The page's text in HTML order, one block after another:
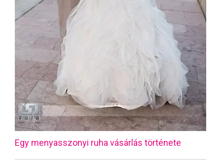
Egy menyasszonyi ruha vásárlás története